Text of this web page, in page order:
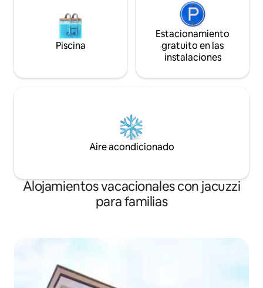
Piscina
Estacionamiento
gratuito en las
instalaciones
Aire acondicionado
Alojamientos vacacionales con jacuzzi
para familias